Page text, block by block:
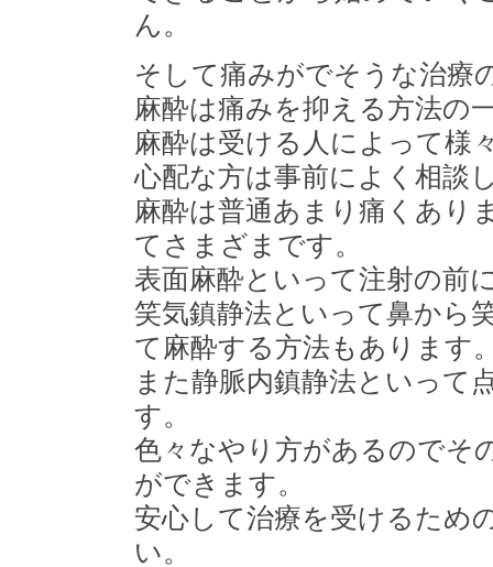
ん。
そして痛みがでそうな治療
麻酔は痛みを抑える方法の
麻酔は受ける人によって様
心配な方は事前によく相談
麻酔は普通あまり痛くあり
てさまざまです。
表面麻酔といって注射の前
笑気鎮静法といって鼻から
て麻酔する方法もあります
また静脈内鎮静法といって
す。
色々なやり方があるのでそ
ができます。
安心して治療を受けるため
い。